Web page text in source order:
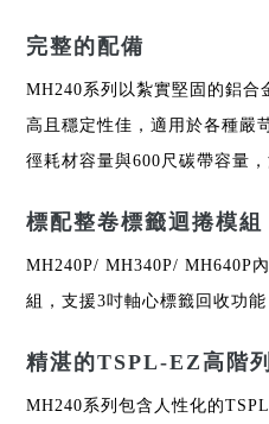
完整的配備
MH240系列以紮實堅固的鋁合
高且穩定性佳，適用於各種嚴
徑耗材容量與600尺碳帶容量
標配整卷標籤迴捲模組
MH240P/ MH340P/ MH640P
組，支援3吋軸心標籤回收功能
精湛的TSPL-EZ高階
MH240系列包含人性化的